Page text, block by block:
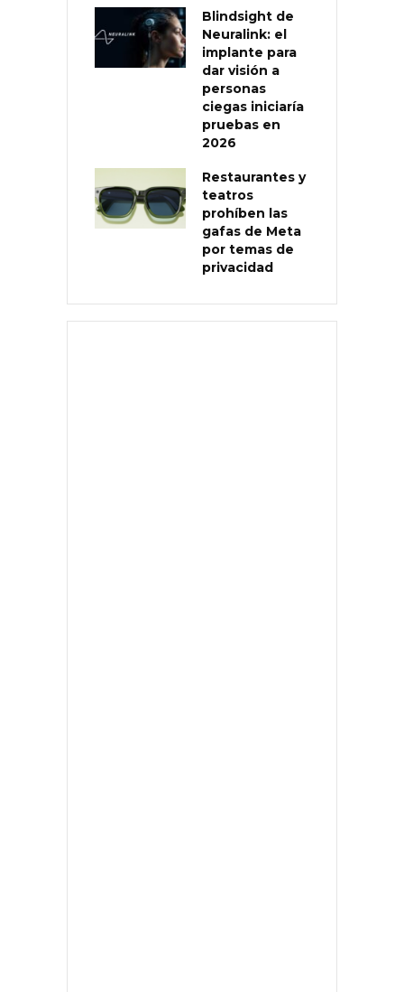
Blindsight de
Neuralink: el
implante para
dar visión a
personas
ciegas iniciaría
pruebas en
2026
Restaurantes y
teatros
prohíben las
gafas de Meta
por temas de
privacidad